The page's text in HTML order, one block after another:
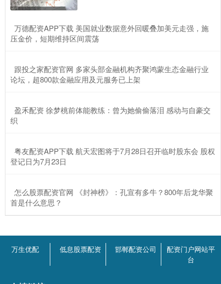
​万德配资APP下载 美国就业数据意外回暖叠加美元走强，施
压金价，短期维持区间震荡
​跟投之家配资官网 多家头部金融机构齐聚鸿蒙生态金融行业
论坛，超800款金融应用及元服务已上架
​盈禾配资 徐梦桃前体能教练：曾为她偷偷落泪 感动与自豪交
织
​粤友配资APP下载 航天宏图将于7月28日召开临时股东会 股权
登记日为7月23日
​怎么股票配资官网 《封神榜》：孔宣有多牛？800年后龙华聚
首是什么意思？
万生优配 低息股票配资 邯郸配资公司
配资门户网站平
台